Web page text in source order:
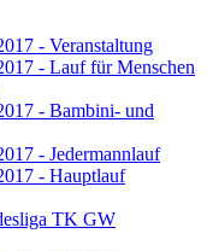
- Veranstaltung
- Lauf für Menschen
- Bambini- und
- Jedermannlauf
- Hauptlauf
TK GW